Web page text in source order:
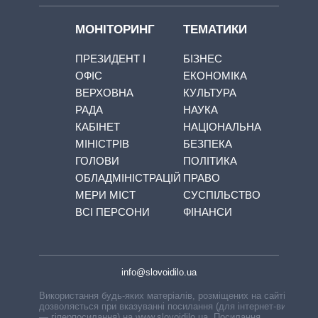
МОНІТОРИНГ
ПРЕЗИДЕНТ І
ОФІС
ВЕРХОВНА
РАДА
КАБІНЕТ
МІНІСТРІВ
ГОЛОВИ
ОБЛАДМІНІСТРАЦІЙ
МЕРИ МІСТ
ВСІ ПЕРСОНИ
ТЕМАТИКИ
БІЗНЕС
ЕКОНОМІКА
КУЛЬТУРА
НАУКА
НАЦІОНАЛЬНА
БЕЗПЕКА
ПОЛІТИКА
ПРАВО
СУСПІЛЬСТВО
ФІНАНСИ
info@slovoidilo.ua
Використання будь-яких матеріалів, розміщених на сайті,
дозволяється при вказуванні посилання (для інтернет-видань